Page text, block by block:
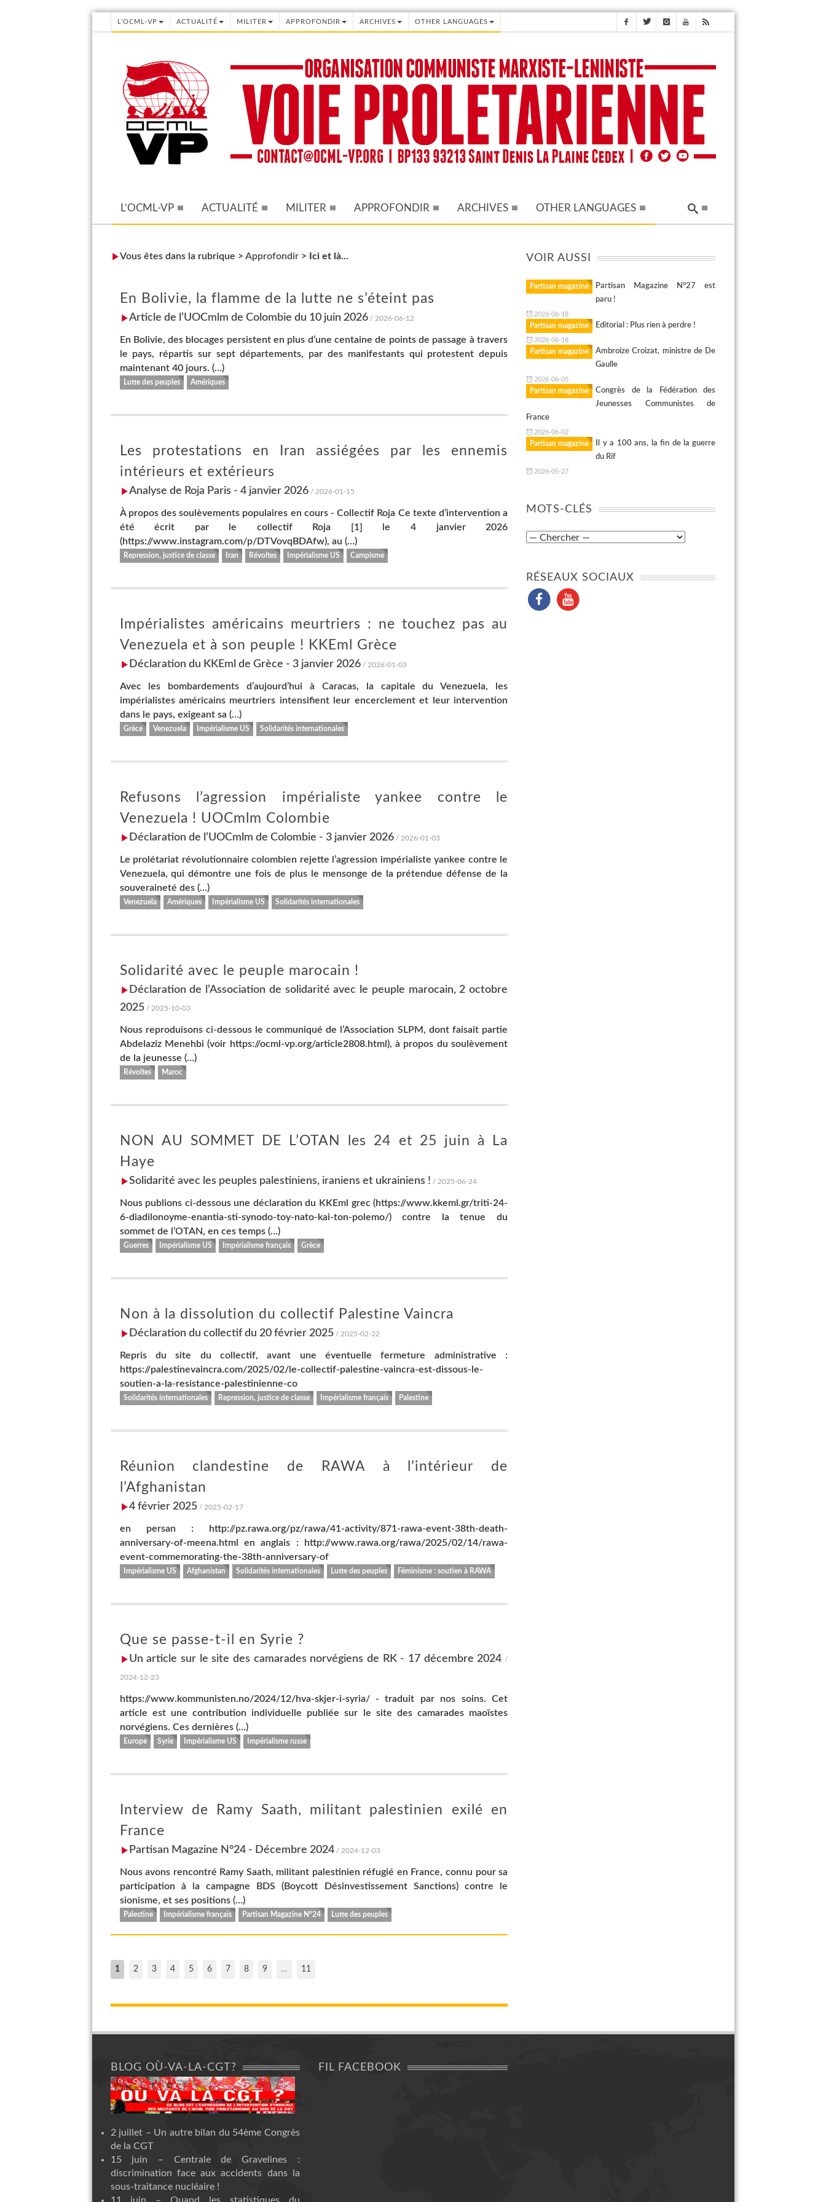
L’OCML-VP ACTUALITÉ MILITER APPROFONDIR ARCHIVES OTHER LANGUAGES
L’OCML-VP ACTUALITÉ MILITER APPROFONDIR ARCHIVES OTHER LANGUAGES
Vous êtes dans la rubrique > Approfondir> Ici et là...
En Bolivie, la flamme de la lutte ne s’éteint pas
Article de l’UOCmlm de Colombie du 10 juin 2026/ 2026-06-12
En Bolivie, des blocages persistent en plus d’une centaine de points de passage à travers
le pays, répartis sur sept départements, par des manifestants qui protestent depuis
maintenant 40 jours. (…)
Lutte des peuples Amériques
Les protestations en Iran assiégées par les ennemis
intérieurs et extérieurs
Analyse de Roja Paris - 4 janvier 2026/ 2026-01-15
À propos des soulèvements populaires en cours - Collectif Roja Ce texte d’intervention a
été écrit par le collectif Roja [1] le 4 janvier 2026
(https://www.instagram.com/p/DTVovqBDAfw), au (…)
Repression, justice de classe Iran Révoltes Impérialisme US Campisme
Impérialistes américains meurtriers : ne touchez pas au
Venezuela et à son peuple ! KKEml Grèce
Déclaration du KKEml de Grèce - 3 janvier 2026/ 2026-01-03
Avec les bombardements d’aujourd’hui à Caracas, la capitale du Venezuela, les
impérialistes américains meurtriers intensifient leur encerclement et leur intervention
dans le pays, exigeant sa (…)
Grèce Venezuela Impérialisme US Solidarités internationales
Refusons l’agression impérialiste yankee contre le
Venezuela ! UOCmlm Colombie
Déclaration de l’UOCmlm de Colombie - 3 janvier 2026/ 2026-01-03
Le prolétariat révolutionnaire colombien rejette l’agression impérialiste yankee contre le
Venezuela, qui démontre une fois de plus le mensonge de la prétendue défense de la
souveraineté des (…)
Venezuela Amériques Impérialisme US Solidarités internationales
Solidarité avec le peuple marocain !
Déclaration de l’Association de solidarité avec le peuple marocain, 2 octobre
2025/ 2025-10-03
Nous reproduisons ci-dessous le communiqué de l’Association SLPM, dont faisait partie
Abdelaziz Menehbi (voir https://ocml-vp.org/article2808.html), à propos du soulèvement
de la jeunesse (…)
Révoltes Maroc
NON AU SOMMET DE L’OTAN les 24 et 25 juin à La
Haye
Solidarité avec les peuples palestiniens, iraniens et ukrainiens ! / 2025-06-24
Nous publions ci-dessous une déclaration du KKEml grec (https://www.kkeml.gr/triti-24-
6-diadilonoyme-enantia-sti-synodo-toy-nato-kai-ton-polemo/) contre la tenue du
sommet de l’OTAN, en ces temps (…)
Guerres Impérialisme US Impérialisme français Grèce
Non à la dissolution du collectif Palestine Vaincra
Déclaration du collectif du 20 février 2025/ 2025-02-22
Repris du site du collectif, avant une éventuelle fermeture administrative :
https://palestinevaincra.com/2025/02/le-collectif-palestine-vaincra-est-dissous-le-
soutien-a-la-resistance-palestinienne-co
Solidarités internationales Repression, justice de classe Impérialisme français Palestine
Réunion clandestine de RAWA à l’intérieur de
l’Afghanistan
4 février 2025/ 2025-02-17
en persan : http://pz.rawa.org/pz/rawa/41-activity/871-rawa-event-38th-death-
anniversary-of-meena.html en anglais : http://www.rawa.org/rawa/2025/02/14/rawa-
event-commemorating-the-38th-anniversary-of
Impérialisme US Afghanistan Solidarités internationales Lutte des peuples Féminisme : soutien à RAWA
Que se passe-t-il en Syrie ?
Un article sur le site des camarades norvégiens de RK - 17 décembre 2024 /
2024-12-23
https://www.kommunisten.no/2024/12/hva-skjer-i-syria/ - traduit par nos soins. Cet
article est une contribution individuelle publiée sur le site des camarades maoïstes
norvégiens. Ces dernières (…)
Europe Syrie Impérialisme US Impérialisme russe
Interview de Ramy Saath, militant palestinien exilé en
France
Partisan Magazine N°24 - Décembre 2024/ 2024-12-03
Nous avons rencontré Ramy Saath, militant palestinien réfugié en France, connu pour sa
participation à la campagne BDS (Boycott Désinvestissement Sanctions) contre le
sionisme, et ses positions (…)
Palestine Impérialisme français Partisan Magazine N°24 Lutte des peuples
1 2 3 4 5 6 7 8 9 … 11
VOIR AUSSI
Partisan magazine
Partisan Magazine N°27 est
paru !
2026-06-18
Partisan magazine Editorial : Plus rien à perdre !
2026-06-18
Partisan magazine
Ambroize Croizat, ministre de De
Gaulle
2026-06-05
Partisan magazine
Congrès de la Fédération des
Jeunesses Communistes de
France
2026-06-02
Partisan magazine
Il y a 100 ans, la fin de la guerre
du Rif
2026-05-27
MOTS-CLÉS
RÉSEAUX SOCIAUX
BLOG OÙ-VA-LA-CGT?
2 juillet – Un autre bilan du 54ème Congrès
de la CGT
15 juin – Centrale de Gravelines :
discrimination face aux accidents dans la
sous-traitance nucléaire !
FIL FACEBOOK